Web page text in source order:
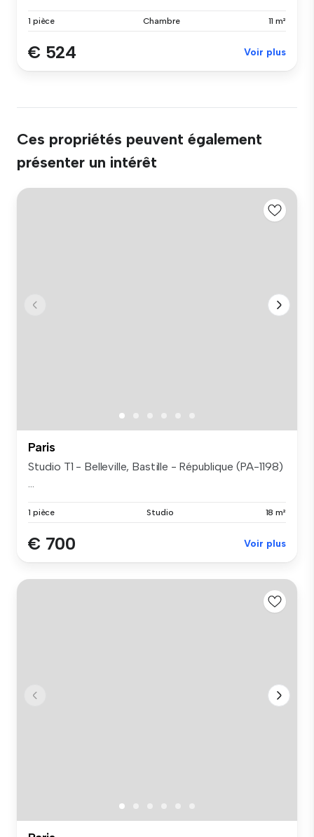
1 pièce Chambre 11 m²
€ 524 Voir plus
Ces propriétés peuvent également
présenter un intérêt
Paris
Studio T1 - Belleville, Bastille - République (PA-1198)
1 pièce Studio 18 m²
€ 700 Voir plus